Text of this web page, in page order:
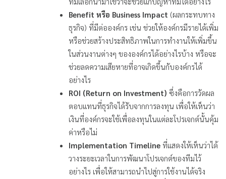
Benefit หรือ Business Impact (ผลกระทบทาง
ธุรกิจ) ที่มีต่อองค์กร เช่น ช่วยให้องค์กรมีรายได้เพิ่ม
หรือช่วยสร้างประสิทธิภาพในการทำงานให้เพิ่มขึ้น
ในส่วนงานต่างๆ ขององค์กรได้อย่างไรบ้าง หรือจะ
ช่วยลดความเสียหายที่อาจเกิดขึ้นกับองค์กรได้
อย่างไร
ROI (Return on Investment) ซึ่งคือการวัดผล
ตอบแทนที่ธุรกิจได้รับจากการลงทุน เพื่อให้เห็นว่า
เงินที่องค์กรจะใช้เพื่อลงทุนในแต่ละโปรเจกต์นั้นคุ้ม
ค่าหรือไม่
Implementation Timeline ที่แสดงให้เห็นว่าได้
วางระยะเวลาในการพัฒนาโปรเจกต์ของทีมไว้
อย่างไร เพื่อให้สามารถนำไปสู่การใช้งานได้จริง